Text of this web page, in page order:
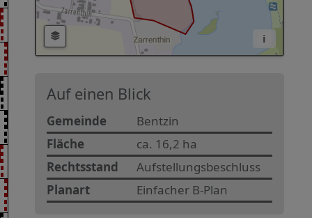
i
Auf einen Blick
Gemeinde
Bentzin
Fläche
ca. 16,2 ha
Rechtsstand
Aufstellungsbeschluss
Planart
Einfacher B-Plan